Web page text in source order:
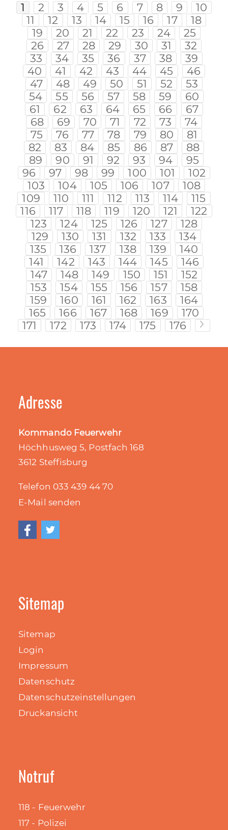
1 2 3 4 5 6 7 8 9
10
11
12 13 14 15 16 17
18
19
20 21 22 23 24
25
26
27 28 29 30 31
32
33
34 35 36 37 38
39
40
41 42 43 44 45
46
47
48 49 50 51 52
53
54
55 56 57 58 59
60
61
62 63 64 65 66
67
68
69 70 71 72 73
74
75
76 77 78 79 80
81
82
83 84 85 86 87
88
89
90 91 92 93 94
95
96
97 98 99 100 101
102
103
104 105 106 107
108
109
110 111 112 113 114
115
116
117 118 119 120 121
122
123
124 125 126 127
128
129
130 131 132 133
134
135
136 137 138 139
140
141
142 143 144 145
146
147
148 149 150 151
152
153
154 155 156 157
158
159
160 161 162 163
164
165
166 167 168 169
170
171
172 173 174 175 176 >
Adresse
Kommando Feuerwehr
Höchhusweg 5, Postfach 168
3612 Steffisburg
Telefon 033 439 44 70
E-Mail senden
Sitemap
Sitemap
Login
Impressum
Datenschutz
Datenschutzeinstellungen
Druckansicht
Notruf
118 - Feuerwehr
117 - Polizei